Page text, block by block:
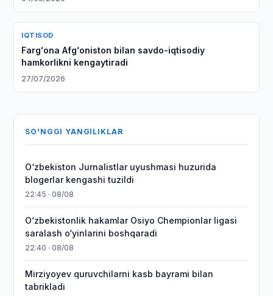
IQTISOD
Fargʻona Afgʻoniston bilan savdo-iqtisodiy
hamkorlikni kengaytiradi
27/07/2026
SO'NGGI YANGILIKLAR
O‘zbekiston Jurnalistlar uyushmasi huzurida
blogerlar kengashi tuzildi
22:45 · 08/08
O‘zbekistonlik hakamlar Osiyo Chempionlar ligasi
saralash o‘yinlarini boshqaradi
22:40 · 08/08
Mirziyoyev quruvchilarni kasb bayrami bilan
tabrikladi